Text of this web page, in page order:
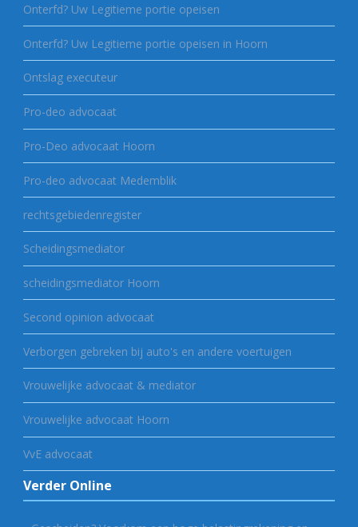
Onterfd? Uw Legitieme portie opeisen
Onterfd? Uw Legitieme portie opeisen in Hoorn
Ontslag executeur
Pro-deo advocaat
Pro-Deo advocaat Hoorn
Pro-deo advocaat Medemblik
rechtsgebiedenregister
Scheidingsmediator
scheidingsmediator Hoorn
Second opinion advocaat
Verborgen gebreken bij auto's en andere voertuigen
Vrouwelijke advocaat & mediator
Vrouwelijke advocaat Hoorn
VvE advocaat
Verder Online